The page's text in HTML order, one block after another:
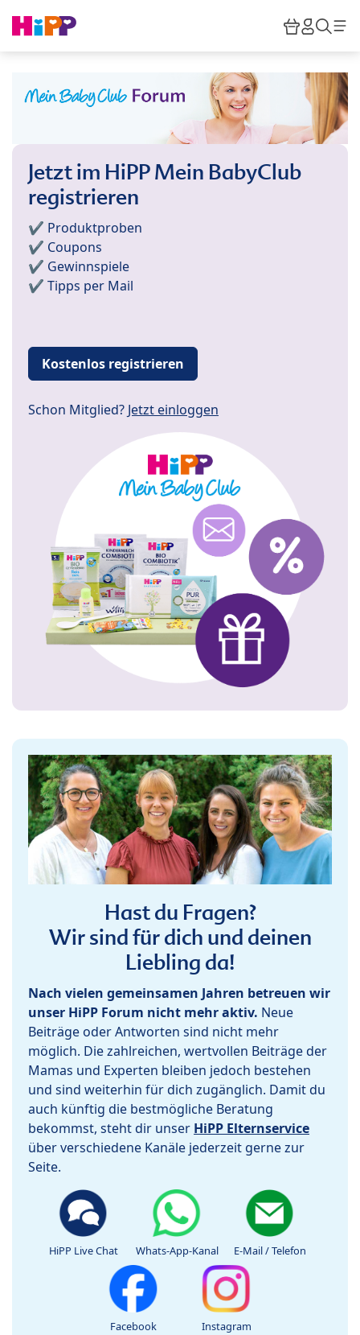
HiPP
Jetzt im HiPP Mein BabyClub
registrieren
✔️ Produktproben
✔️ Coupons
✔️ Gewinnspiele
✔️ Tipps per Mail
Kostenlos registrieren
Schon Mitglied? Jetzt einloggen
Hast du Fragen?
Wir sind für dich und deinen
Liebling da!
Nach vielen gemeinsamen Jahren betreuen wir
unser HiPP Forum nicht mehr aktiv. Neue
Beiträge oder Antworten sind nicht mehr
möglich. Die zahlreichen, wertvollen Beiträge der
Mamas und Experten bleiben jedoch bestehen
und sind weiterhin für dich zugänglich. Damit du
auch künftig die bestmögliche Beratung
bekommst, steht dir unser HiPP Elternservice
über verschiedene Kanäle jederzeit gerne zur
Seite.
HiPP Live Chat Whats-App-Kanal E-Mail / Telefon
Facebook Instagram